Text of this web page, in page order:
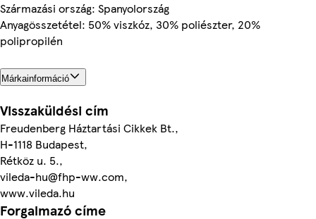
Származási ország: Spanyolország
Anyagösszetétel: 50% viszkóz, 30% poliészter, 20%
polipropilén
Márkainformáció
Visszaküldési cím
Freudenberg Háztartási Cikkek Bt.,
H-1118 Budapest,
Rétköz u. 5.,
vileda-hu@fhp-ww.com,
www.vileda.hu
Forgalmazó címe